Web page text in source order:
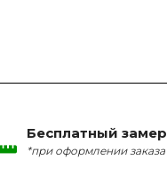
Бесплатный замер
*при оформлении заказа